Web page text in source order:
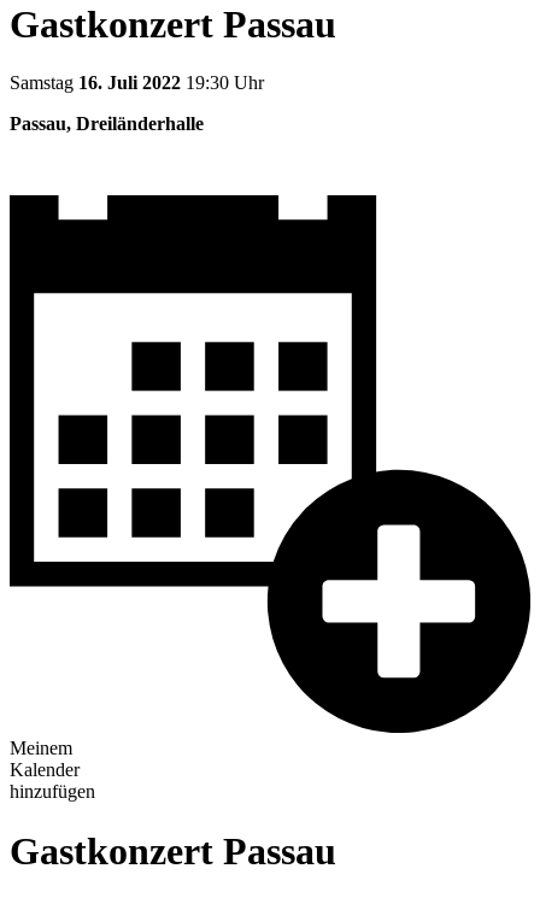
Gastkonzert Passau
Samstag 16. Juli 2022 19:30 Uhr
Passau, Dreiländerhalle
Meinem
Kalender
hinzufügen
Gastkonzert Passau